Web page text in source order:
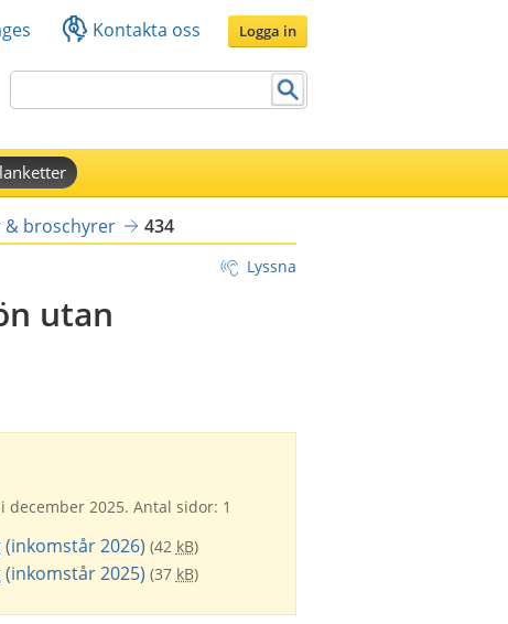
Kontakta oss Logga in
& broschyrer 434
Lyssna
utan
2025. Antal sidor: 1
2026) (42 kB)
2025) (37 kB)